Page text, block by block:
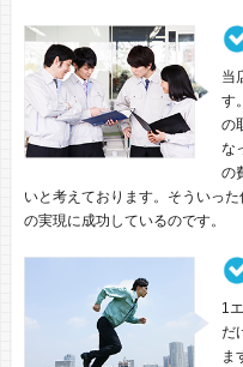
当
す
の
な
の
いと考えております。そういっ
の実現に成功しているのです。
1
だ
ま